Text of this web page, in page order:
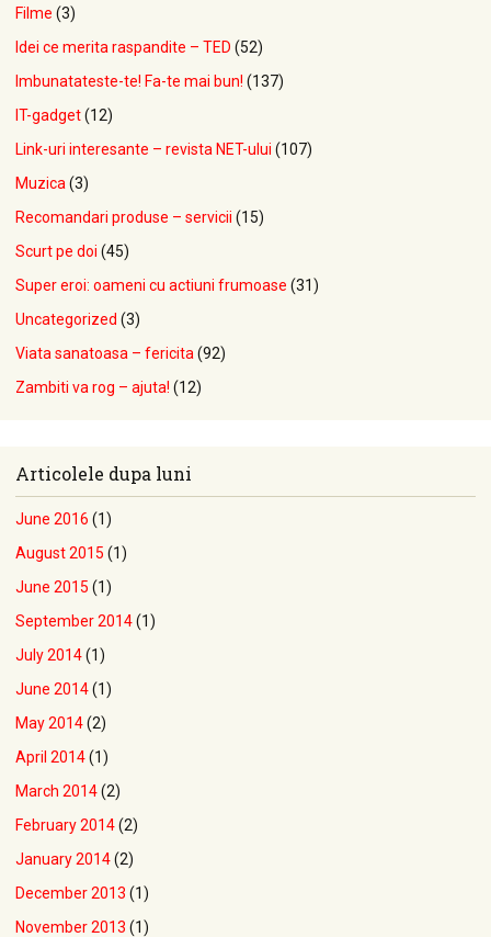
Filme (3)
Idei ce merita raspandite – TED (52)
Imbunatateste-te! Fa-te mai bun! (137)
IT-gadget(12)
Link-uri interesante – revista NET-ului (107)
Muzica (3)
Recomandari produse – servicii (15)
Scurt pe doi (45)
Super eroi: oameni cu actiuni frumoase (31)
Uncategorized (3)
Viata sanatoasa – fericita (92)
Zambiti va rog – ajuta! (12)
Articolele dupa luni
June 2016 (1)
August 2015 (1)
June 2015 (1)
September 2014(1)
July 2014(1)
June 2014(1)
May 2014(2)
April 2014(1)
March 2014(2)
February 2014(2)
January 2014(2)
December 2013 (1)
November 2013 (1)